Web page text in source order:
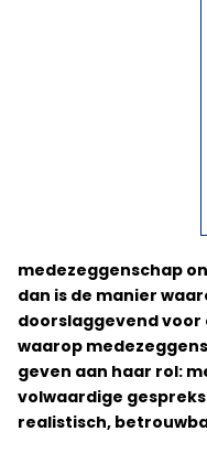
medezeggenschap
dan is de manier
doorslaggevend
waarop
geven aan haar rol:
volwaardige
realistisch,